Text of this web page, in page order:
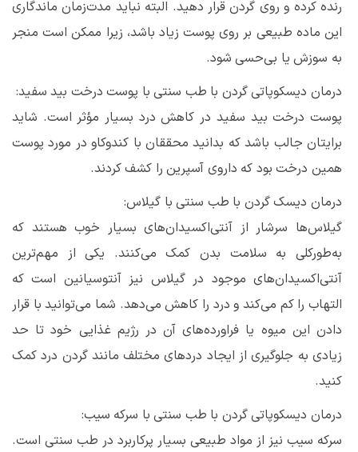
رنده کرده و روی گردن قرار دهید. البته نباید مدت‌زمان ماندگاری
این ماده طبیعی بر روی پوست زیاد باشد، زیرا ممکن است منجر
به سوزش یا بی‌حسی شود.
درمان دیسکوپاتی گردن با طب سنتی با پوست درخت بید سفید:
پوست درخت بید سفید در کاهش درد بسیار مؤثر است. شاید
برایتان جالب باشد که بدانید محققان با کندوکاو در مورد پوست
همین درخت بود که داروی آسپرین را کشف کردند.
درمان دیسک گردن با طب سنتی با گیلاس:
گیلاس‌ها سرشار از آنتی‌اکسیدان‌های بسیار خوب هستند که
به‌طورکلی به سلامت بدن کمک می‌کنند. یکی از مهم‌ترین
آنتی‌اکسیدان‌های موجود در گیلاس نیز آنتوسیانین است که
التهاب را کم می‌کند و درد را کاهش می‌دهد. شما می‌توانید با قرار
دادن این میوه یا فراورده‌های آن در رژیم غذایی خود تا حد
زیادی به جلوگیری از ایجاد دردهای مختلف مانند گردن درد کمک
کنید.
درمان دیسکوپاتی گردن با طب سنتی با سرکه سیب:
سرکه سیب نیز از مواد طبیعی بسیار پرکاربرد در طب سنتی است.